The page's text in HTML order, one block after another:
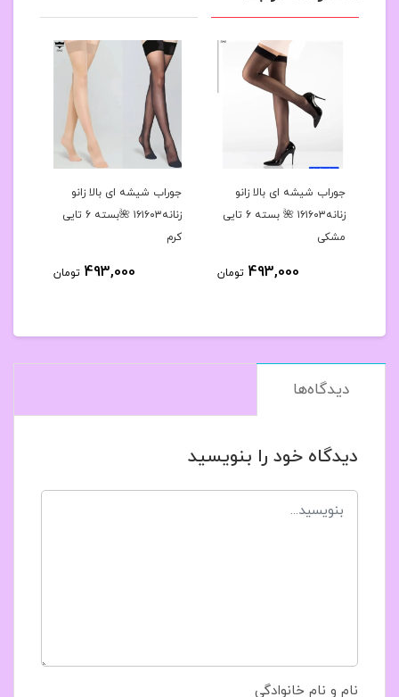
جوراب شیشه ای بالا زانو
زنانه۱۶۱۶۰۳ 🌺 بسته 6 تایی
مشکی
493,000 تومان
جوراب شیشه ای بالا زانو
زنانه۱۶۱۶۰۳ 🌺بسته 6 تایی
کرم
493,000 تومان
دیدگاه‌ها
دیدگاه خود را بنویسید
نام و نام خانوادگی